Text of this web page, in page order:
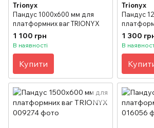
Trionyx
Пандус 1000х600 мм для
платформних ваг TRIONYX
1 100 грн
В наявності
Купити
Trionyx
Пандус
1 300
В